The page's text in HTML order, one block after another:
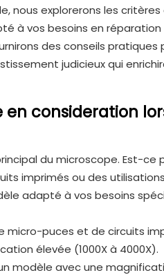
nous explorerons les
à vos besoins en
des conseils pratiques
judicieux qui
en consideration
du microscope. Est-ce
imprimés ou des
adapté à vos besoins
micro-puces et de circuits
élevée (1000X à 4000X).
modèle avec une